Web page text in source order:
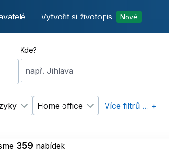
Vytvořit si životopis Nové
Kde?
např. Jihlava
filtr Vzdělání
Změnit filtr Jazyky
Home office
Změnit filtr Home
Více filtrů … +
359 nabídek